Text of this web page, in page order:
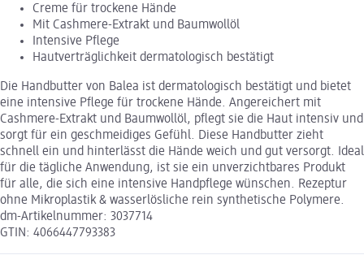
Creme für trockene Hände
Mit Cashmere-Extrakt und Baumwollöl
Intensive Pflege
Hautverträglichkeit dermatologisch bestätigt
Die Handbutter von Balea ist dermatologisch bestätigt und bietet
eine intensive Pflege für trockene Hände. Angereichert mit
Cashmere-Extrakt und Baumwollöl, pflegt sie die Haut intensiv und
sorgt für ein geschmeidiges Gefühl. Diese Handbutter zieht
schnell ein und hinterlässt die Hände weich und gut versorgt. Ideal
für die tägliche Anwendung, ist sie ein unverzichtbares Produkt
für alle, die sich eine intensive Handpflege wünschen. Rezeptur
ohne Mikroplastik & wasserlösliche rein synthetische Polymere.
dm-Artikelnummer: 3037714
GTIN: 4066447793383